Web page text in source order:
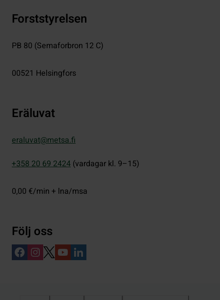
Forststyrelsen
PB 80 (Semaforbron 12 C)
00521 Helsingfors
Eräluvat
eraluvat@metsa.fi
+358 20 69 2424 (vardagar kl. 9–15)
0,00 €/min + lna/msa
Följ oss